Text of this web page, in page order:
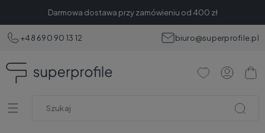
Darmowa dostawa przy zamówieniu od 400 zł
+48 690 90 13 12 biuro@superprofile.pl